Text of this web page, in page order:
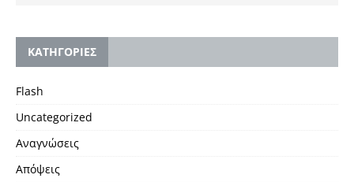
KΑΤΗΓΟΡΙΕΣ
Flash
Uncategorized
Αναγνώσεις
Απόψεις